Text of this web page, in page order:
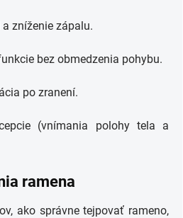
zníženie zápalu.
bez obmedzenia pohybu.
po zranení.
(vnímania polohy tela a
ramena
ako správne tejpovať rameno,